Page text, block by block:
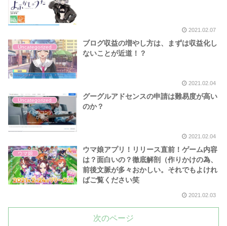
2021.02.07
Uncategorized
ブログ収益の増やし方は、まずは収益化し
ないことが近道！？
2021.02.04
Uncategorized
グーグルアドセンスの申請は難易度が高い
のか？
2021.02.04
ウマ娘
ウマ娘アプリ！リリース直前！ゲーム内容
は？面白いの？徹底解剖（作りかけの為、
前後文脈が多々おかしい。それでもよけれ
ばご覧ください笑
2021.02.03
次のページ